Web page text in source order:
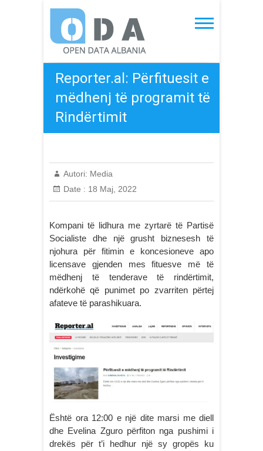
content
Open Data Albania
Reporter.al: Përfituesit e
mëdhenj të programit të
Rindërtimit
Autori: Media
Date : 18 Maj, 2022
Kompani të lidhura me zyrtarë të Partisë
Socialiste dhe një grusht biznesesh të
njohura për fitimin e koncesioneve apo
licensave gjenden mes fituesve më të
mëdhenj të tenderave të rindërtimit,
ndërkohë që punimet po zvarriten përtej
afateve të parashikuara.
Është ora 12:00 e një dite marsi me diell
dhe Evelina Zguro përfiton nga pushimi i
drekës për t’i hedhur një sy gropës ku